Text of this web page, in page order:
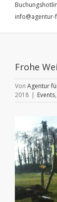
Frohe
Von Agentur
2018 | Events,
grösseres
Bild